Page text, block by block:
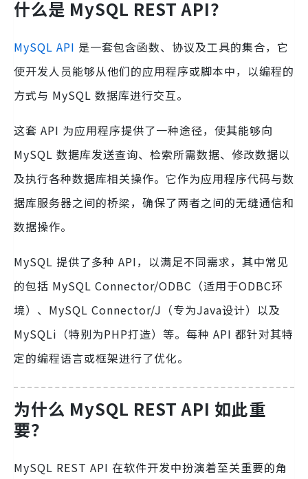
什么是 MySQL REST API？
MySQL API 是一套包含函数、协议及工具的集合，它
使开发人员能够从他们的应用程序或脚本中，以编程的
方式与 MySQL 数据库进行交互。
这套 API 为应用程序提供了一种途径，使其能够向
MySQL 数据库发送查询、检索所需数据、修改数据以
及执行各种数据库相关操作。它作为应用程序代码与数
据库服务器之间的桥梁，确保了两者之间的无缝通信和
数据操作。
MySQL 提供了多种 API，以满足不同需求，其中常见
的包括 MySQL Connector/ODBC（适用于ODBC环
境）、MySQL Connector/J（专为Java设计）以及
MySQLi（特别为PHP打造）等。每种 API 都针对其特
定的编程语言或框架进行了优化。
为什么 MySQL REST API 如此重
要？
MySQL REST API 在软件开发中扮演着至关重要的角